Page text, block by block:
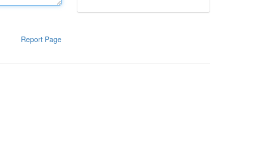
Report Page